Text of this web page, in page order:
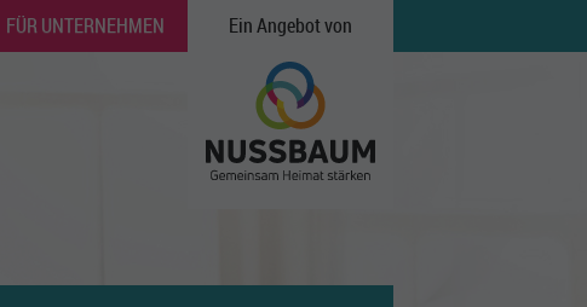
FÜR UNTERNEHMEN Ein Angebot von